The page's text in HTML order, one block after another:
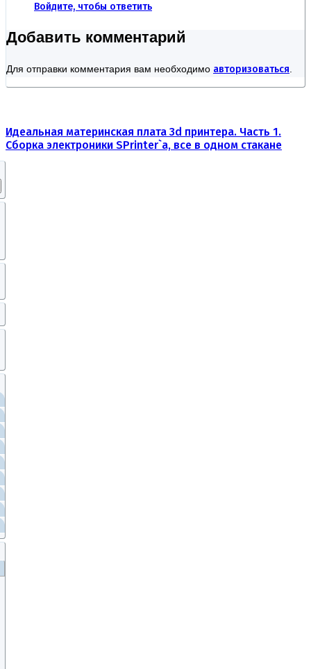
Войдите, чтобы ответить
Добавить комментарий
Для отправки комментария вам необходимо авторизоваться
Идеальная материнская плата 3d принтера. Часть 1.
Сборка электроники SPrinter`a, все в одном стакане